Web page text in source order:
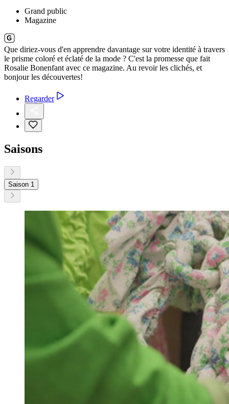
Grand public
Magazine
Que diriez-vous d'en apprendre davantage sur votre identité à travers
le prisme coloré et éclaté de la mode ? C'est la promesse que fait
Rosalie Bonenfant avec ce magazine. Au revoir les clichés, et
bonjour les découvertes!
Regarder
Saisons
Saison 1